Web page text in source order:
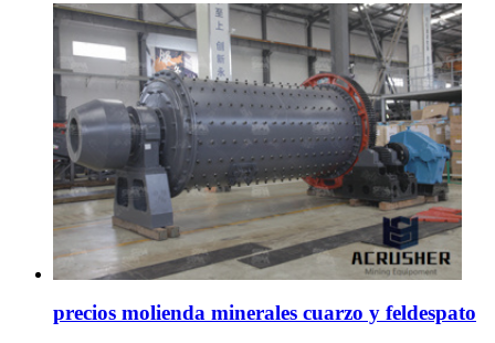
precios molienda minerales cuarzo y feldespato